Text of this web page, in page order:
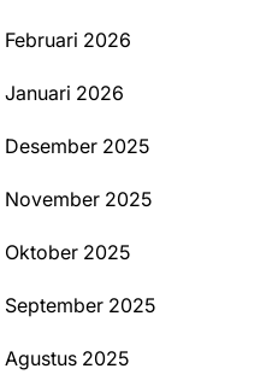
Februari 2026
Januari 2026
Desember 2025
November 2025
Oktober 2025
September 2025
Agustus 2025